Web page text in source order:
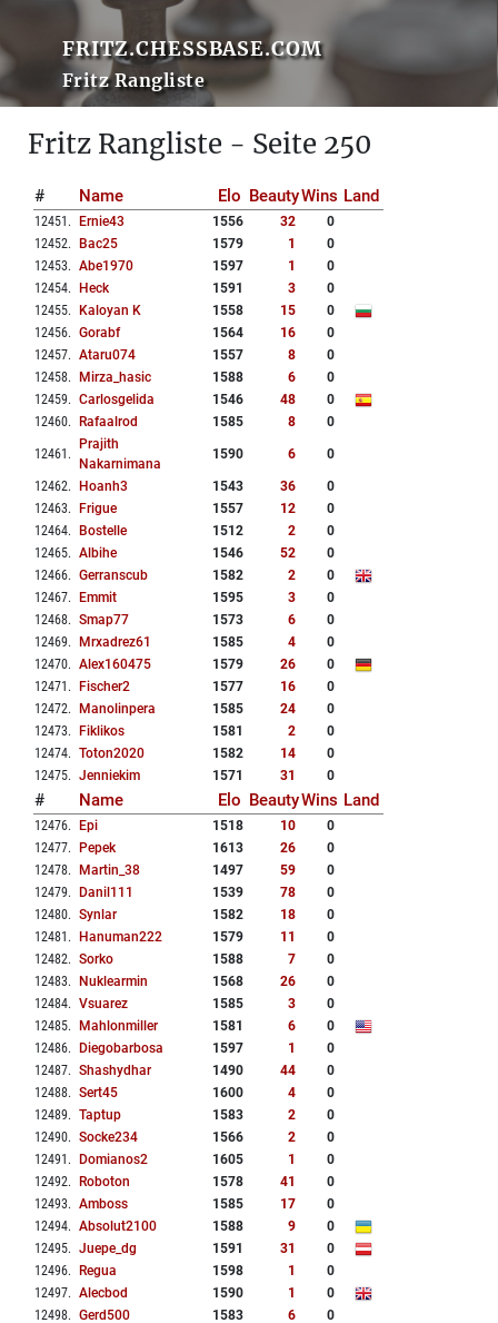
FRITZ.CHESSBASE.COM
Fritz Rangliste
Fritz Rangliste - Seite 250
# Name Elo BeautyWins Land
12451 . Ernie43 1556 32
0
12452. Bac25 1579 1
0
12453. Abe1970 1597 1
0
12454. Heck 1591 3
0
12455. Kaloyan K 1558 15
0
12456. Gorabf 1564 16
0
12457. Ataru074 1557 8
0
12458. Mirza_hasic 1588 6
0
12459. Carlosgelida 1546 48
0
12460. Rafaalrod 1585 8 0
12461 .
Prajith
Nakarnimana
1590 6 0
12462. Hoanh3 1543 36
0
12463. Frigue 1557 12
0
12464. Bostelle 1512 2
0
12465. Albihe 1546 52
0
12466. Gerranscub 1582 2
0
12467. Emmit 1595 3
0
12468. Smap77 1573 6
0
12469. Mrxadrez61 1585 4
0
12470. Alex160475 1579 26
0
12471 . Fischer2 1577 16
0
12472. Manolinpera 1585 24
0
12473. Fiklikos 1581 2
0
12474. Toton2020 1582 14
0
12475. Jenniekim 1571 31 0
# Name Elo BeautyWins Land
12476. Epi 1518 10
0
12477. Pepek 1613 26
0
12478. Martin_38 1497 59
0
12479. Danil111 1539 78
0
12480. Synlar 1582 18
0
12481 . Hanuman222 1579 11
0
12482. Sorko 1588 7
0
12483. Nuklearmin 1568 26
0
12484. Vsuarez 1585 3
0
12485. Mahlonmiller 1581 6
0
12486. Diegobarbosa 1597 1
0
12487. Shashydhar 1490 44
0
12488. Sert45 1600 4
0
12489. Taptup 1583 2
0
12490. Socke234 1566 2
0
12491 . Domianos2 1605 1
0
12492. Roboton 1578 41
0
12493. Amboss 1585 17
0
12494. Absolut2100 1588 9
0
12495. Juepe_dg 1591 31
0
12496. Regua 1598 1
0
12497. Alecbod 1590 1
0
12498. Gerd500 1583 6
0